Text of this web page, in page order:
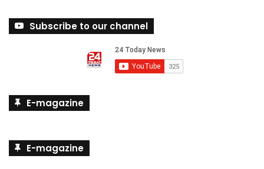
Subscribe to our channel
E-magazine
E-magazine